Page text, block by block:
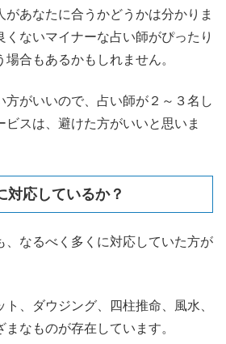
があなたに合うかどうかは分かりま
くないマイナーな占い師がぴったり
合もあるかもしれません。
方がいいので、占い師が２～３名し
ビスは、避けた方がいいと思いま
対応しているか？
、なるべく多くに対応していた方が
、ダウジング、四柱推命、風水、
なものが存在しています。